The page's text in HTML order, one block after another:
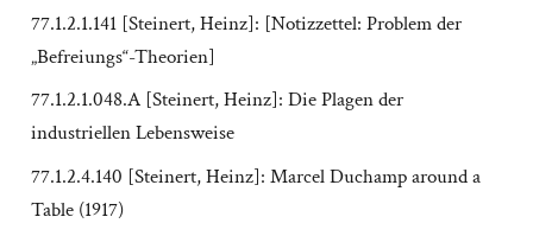
77.1.2.1.141 [Steinert, Heinz]: [Notizzettel: Problem der
„Befreiungs“-Theorien]
77.1.2.1.048.A [Steinert, Heinz]: Die Plagen der
industriellen Lebensweise
77.1.2.4.140 [Steinert, Heinz]: Marcel Duchamp around a
Table (1917)